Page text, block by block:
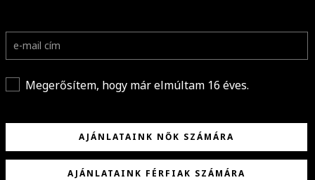
Megerősítem, hogy már elmúltam 16 éves.
AJÁNLATAINK NŐK SZÁMÁRA
AJÁNLATAINK FÉRFIAK SZÁMÁRA